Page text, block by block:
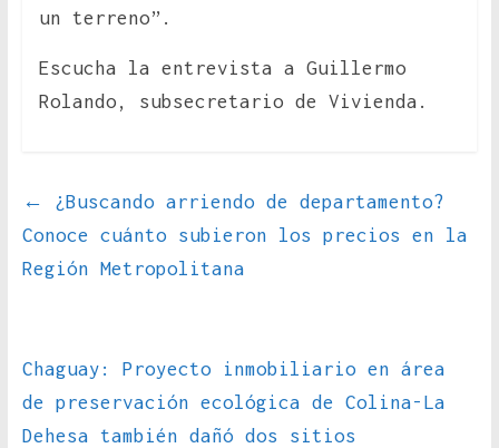
un terreno”.
Escucha la entrevista a Guillermo
Rolando, subsecretario de Vivienda.
←
¿Buscando arriendo de departamento?
Conoce cuánto subieron los precios en la
Región Metropolitana
Chaguay: Proyecto inmobiliario en área
de preservación ecológica de Colina-La
Dehesa también dañó dos sitios